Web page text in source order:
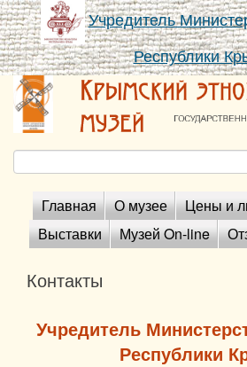
Учредитель
Республики
Главная О музее Цены и
Выставки
Музей On-line
Контакты
​Учредитель
Республики